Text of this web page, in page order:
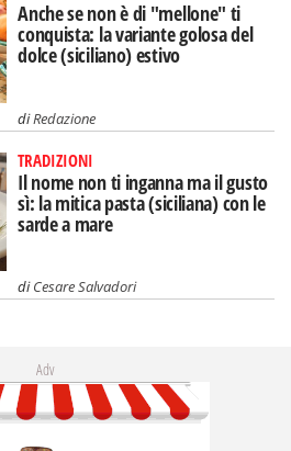
Anche se non è di "mellone" ti
conquista: la variante golosa del
dolce (siciliano) estivo
diRedazione
TRADIZIONI
Il nome non ti inganna ma il gusto
sì: la mitica pasta (siciliana) con le
sarde a mare
diCesare Salvadori
Adv